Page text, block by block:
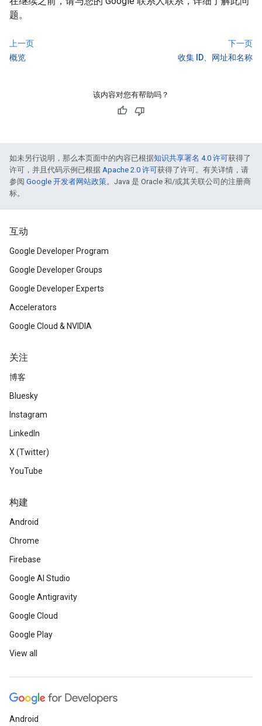
题。
上一页
概览
下一页
收集 ID、网址和名称
该内容对您有帮助吗？
如未另行说明，那么本页面中的内容已根据知识共享署名 4.0 许可获得了
许可，并且代码示例已根据 Apache 2.0 许可获得了许可。有关详情，请
参阅 Google 开发者网站政策。Java 是 Oracle 和/或其关联公司的注册商
标。
互动
Google Developer Program
Google Developer Groups
Google Developer Experts
Accelerators
Google Cloud & NVIDIA
关注
博客
Bluesky
Instagram
LinkedIn
X (Twitter)
YouTube
构建
Android
Chrome
Firebase
Google AI Studio
Google Antigravity
Google Cloud
Google Play
View all
Android